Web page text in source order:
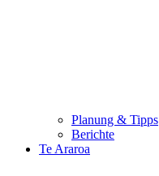
Planung & Tipps
Berichte
Te Araroa